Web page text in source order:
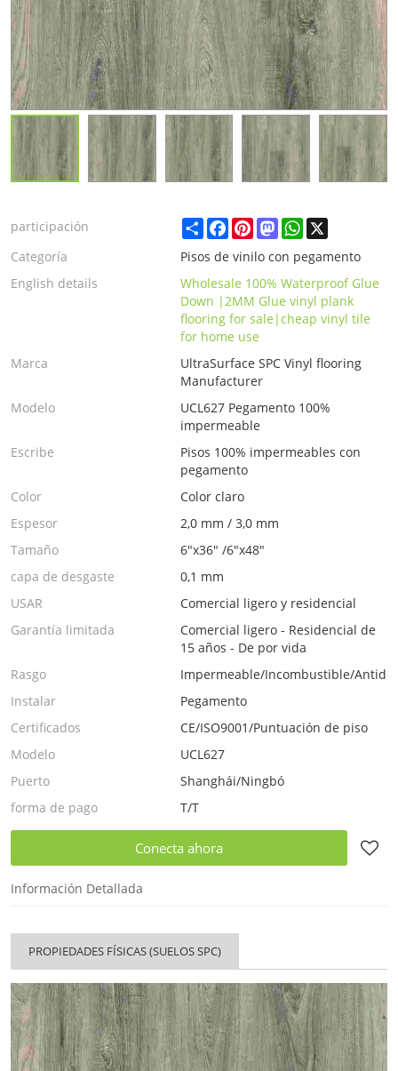
participación ShareFacebook
PinterestMastodonWhatsApp
X
Categoría
Pisos de vinilo con pegamento
English details
Wholesale 100% Waterproof Glue
Down |2MM Glue vinyl plank
flooring for sale|cheap vinyl tile
for home use
Marca
UltraSurface SPC Vinyl flooring
Manufacturer
Modelo
UCL627 Pegamento 100%
impermeable
Escribe
Pisos 100% impermeables con
pegamento
Color
Color claro
Espesor
2,0 mm / 3,0 mm
Tamaño
6"x36" /6"x48"
capa de desgaste
0,1 mm
USAR
Comercial ligero y residencial
Garantía limitada
Comercial ligero - Residencial de
15 años - De por vida
Rasgo
Impermeable/Incombustible/
Instalar
Pegamento
Certificados
CE/ISO9001/Puntuación de piso
Modelo
UCL627
Puerto
Shanghái/Ningbó
forma de pago
T/T
Conecta ahora
Información Detallada
PROPIEDADES FÍSICAS (SUELOS SPC)